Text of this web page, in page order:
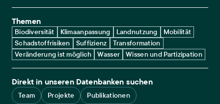
Themen
Biodiversität Klimaanpassung Landnutzung
Mobilität
Schadstoffrisiken
Suffizienz
Transformation
Veränderung ist möglich
Wasser Wissen und Partizipation
Direkt in unseren Datenbanken suchen
Team Projekte Publikationen